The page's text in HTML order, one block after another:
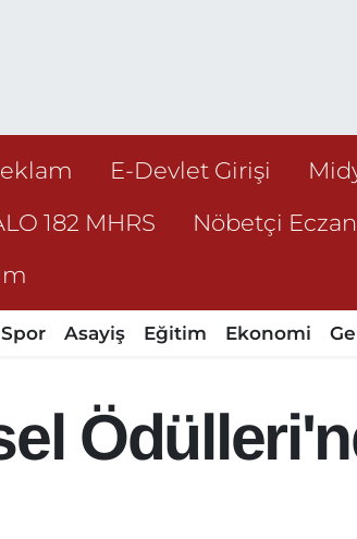
E-Devlet Girişi
182 MHRS Nöbetçi
Spor Asayiş Eğitim Ekonomi